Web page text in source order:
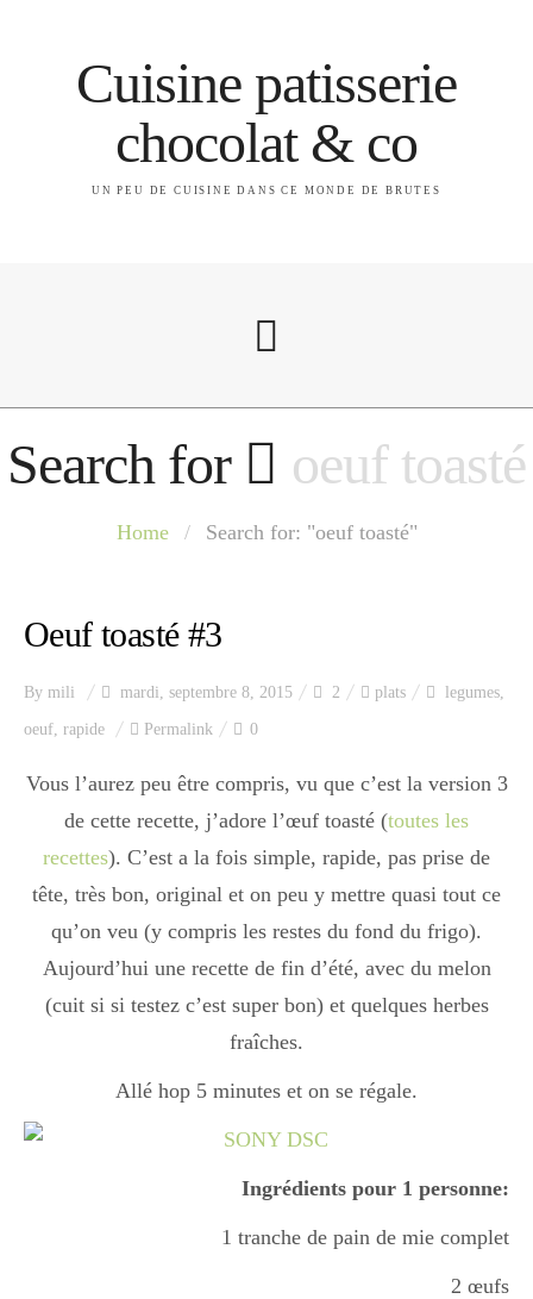
Cuisine patisserie
chocolat & co
UN PEU DE CUISINE DANS CE MONDE DE BRUTES
A propos
Index des recettes
Catégories
Entrée
plats
Dessert
Boisson chaudes
Les classiques
Search for oeuf toasté
Home / Search for: "oeuf toasté"
Oeuf toasté #3
By mili mardi, septembre 8, 2015 2 plats legumes,
oeuf, rapide Permalink 0
Vous l’aurez peu être compris, vu que c’est la version 3
de cette recette, j’adore l’œuf toasté (toutes les
recettes). C’est a la fois simple, rapide, pas prise de
tête, très bon, original et on peu y mettre quasi tout ce
qu’on veu (y compris les restes du fond du frigo).
Aujourd’hui une recette de fin d’été, avec du melon
(cuit si si testez c’est super bon) et quelques herbes
fraîches.
Allé hop 5 minutes et on se régale.
Ingrédients pour 1 personne:
1 tranche de pain de mie complet
2 œufs